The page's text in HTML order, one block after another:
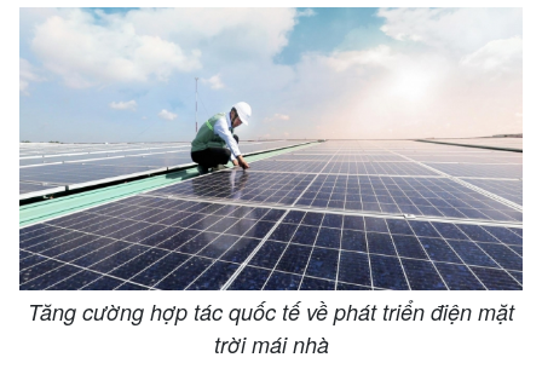
Tăng cường hợp tác quốc tế về phát triển điện mặt
trời mái nhà